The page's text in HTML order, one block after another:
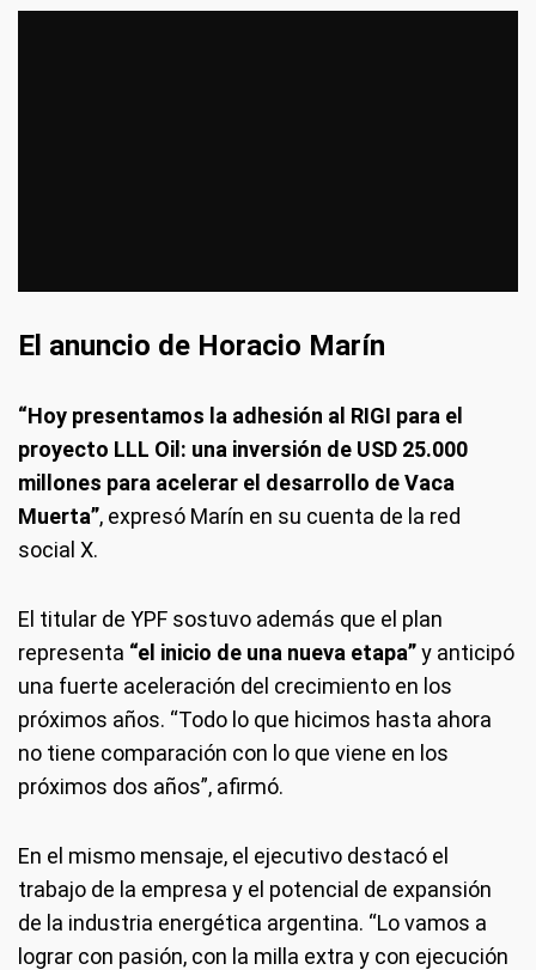
El anuncio de Horacio Marín
“Hoy presentamos la adhesión al RIGI para el
proyecto LLL Oil: una inversión de USD 25.000
millones para acelerar el desarrollo de Vaca
Muerta”, expresó Marín en su cuenta de la red
social X.
El titular de YPF sostuvo además que el plan
representa “el inicio de una nueva etapa”y anticipó
una fuerte aceleración del crecimiento en los
próximos años. “Todo lo que hicimos hasta ahora
no tiene comparación con lo que viene en los
próximos dos años”, afirmó.
En el mismo mensaje, el ejecutivo destacó el
trabajo de la empresa y el potencial de expansión
de la industria energética argentina. “Lo vamos a
lograr con pasión, con la milla extra y con ejecución